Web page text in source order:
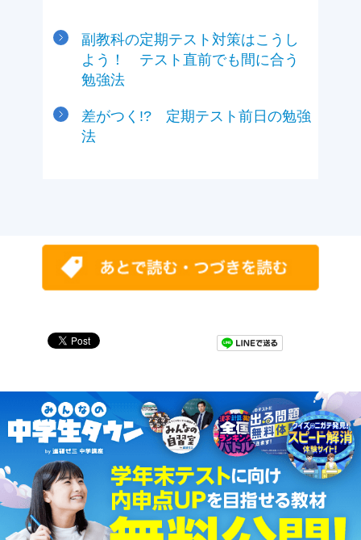
副教科の定期テスト対策はこうし
よう！ テスト直前でも間に合う
勉強法
差がつく!? 定期テスト前日の勉強
法